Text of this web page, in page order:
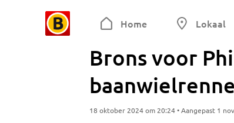
Home Lokaal
Brons voor
18 oktober 2024 om 20:24 • Aangepast 1